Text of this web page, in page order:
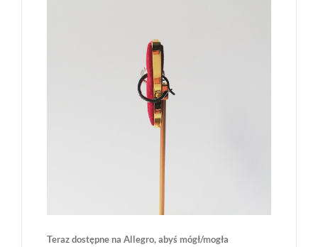
Teraz dostępne na Allegro, abyś mógł/mogła